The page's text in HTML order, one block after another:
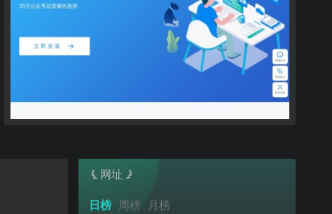
网址
日榜 周榜 月榜